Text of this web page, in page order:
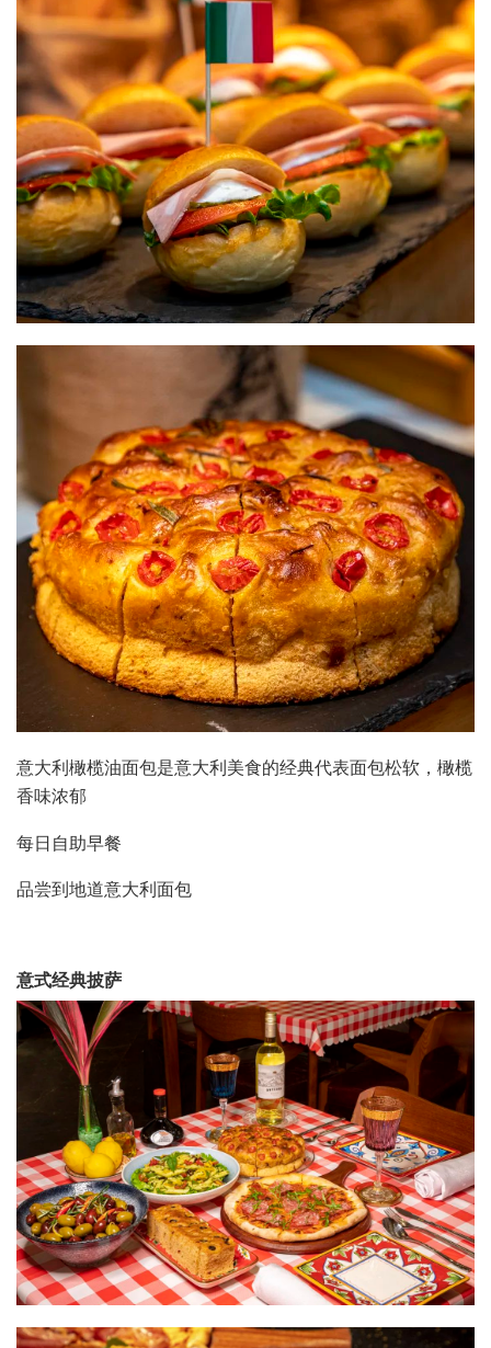
意大利橄榄油面包是意大利美食的经典代表面包松软，橄榄
香味浓郁
每日自助早餐
品尝到地道意大利面包
意式经典披萨